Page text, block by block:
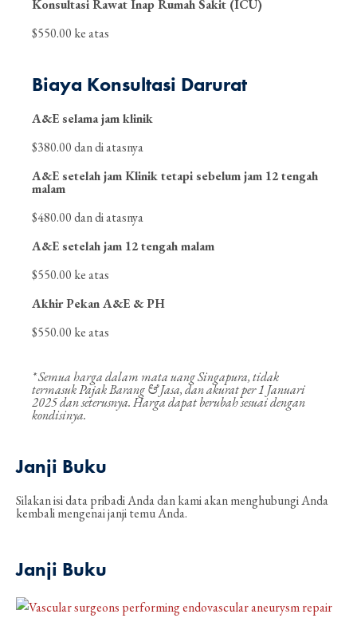
Konsultasi Rawat Inap Rumah Sakit (ICU)
$550.00 ke atas
Biaya Konsultasi Darurat
A&E selama jam klinik
$380.00 dan di atasnya
A&E setelah jam Klinik tetapi sebelum jam 12 tengah
malam
$480.00 dan di atasnya
A&E setelah jam 12 tengah malam
$550.00 ke atas
Akhir Pekan A&E & PH
$550.00 ke atas
* Semua harga dalam mata uang Singapura, tidak
termasuk Pajak Barang & Jasa, dan akurat per 1 Januari
2025 dan seterusnya. Harga dapat berubah sesuai dengan
kondisinya.
Janji Buku
Silakan isi data pribadi Anda dan kami akan menghubungi Anda
kembali mengenai janji temu Anda.
Janji Buku